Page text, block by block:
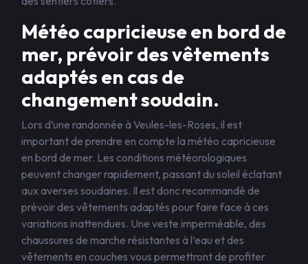
Météo capricieuse en bord de
mer, prévoir des vêtements
adaptés en cas de
changement soudain.
Lors d’une randonnée à Veules-les-Roses, il est
important de prendre en compte la météo capricieuse
en bord de mer. Les conditions météorologiques
peuvent changer rapidement, passant du soleil éclatant
aux averses soudaines. Il est donc recommandé de
prévoir des vêtements adaptés pour faire face à ces
variations inattendues. Une veste imperméable, des
chaussures de marche résistantes à l’eau et des
vêtements en couches vous permettront de profiter